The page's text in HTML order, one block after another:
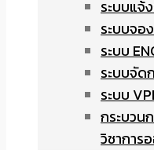
ระบบแจ้
ระบบจอ
ระบบ
ระบบจัด
ระบบ
กระบวน
วิชาการ